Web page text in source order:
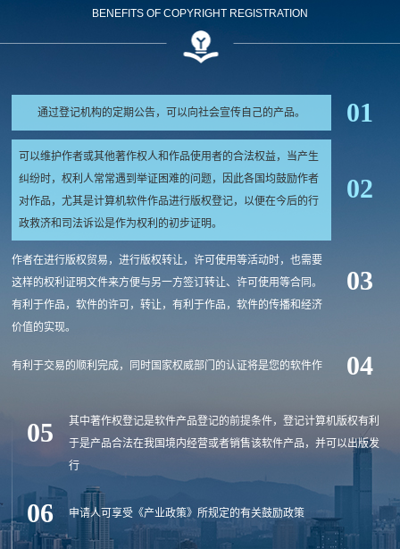
BENEFITS OF COPYRIGHT REGISTRATION
通过登记机构的定期公告，可以向社会宣传自己的产品。 01
可以维护作者或其他著作权人和作品使用者的合法权益，当产生
纠纷时，权利人常常遇到举证困难的问题，因此各国均鼓励作者
对作品，尤其是计算机软件作品进行版权登记，以便在今后的行
政救济和司法诉讼是作为权利的初步证明。
02
作者在进行版权贸易，进行版权转让，许可使用等活动时，也需要
这样的权利证明文件来方便与另一方签订转让、许可使用等合同。
有利于作品，软件的许可，转让，有利于作品，软件的传播和经济
价值的实现。
03
有利于交易的顺利完成，同时国家权威部门的认证将是您的软件作 04
其中著作权登记是软件产品登记的前提条件，登记计算机版权有利
于是产品合法在我国境内经营或者销售该软件产品，并可以出版发
行
05
申请人可享受《产业政策》所规定的有关鼓励政策
06